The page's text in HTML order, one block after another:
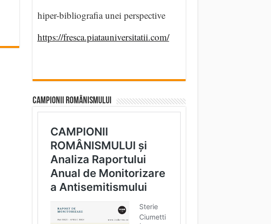
hiper-bibliografia unei perspective
https://fresca.piatauniversitatii.com/
CAMPIONII ROMÂNISMULUI